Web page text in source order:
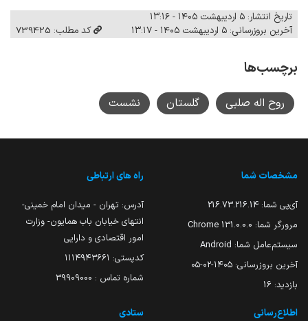
تاریخ انتشار: ۵ اردیبهشت ۱۴۰۵ - ۱۳:۱۶
آخرین بروزرسانی: ۵ اردیبهشت ۱۴۰۵ - ۱۳:۱۷
کد مطلب: 739425
برچسب‌ها
روح اله صلبی گلستان نشست
مشخصات شما
آی‌پی شما: 216.73.216.14
مرورگر شما: 131.0.0.0 Chrome
سیستم‌عامل شما: Android
آخرین بروزرسانی: ۱۴۰۵-۰۲-۰۵
بازدید: 16
راه های ارتباطی
آدرس: تهران - میدان امام خمینی-
انتهای خیابان باب همایون- وزارت
امور اقتصادی و دارایی
کدپستی: ۱۱۱۴۹۴۳۶۶۱
شماره تماس : 39909000
اطلاع‌رسانی ستادی